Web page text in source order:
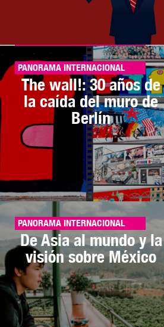
PANORAMA INTERNACIONAL
Putin, el señor de las
guerras
PANORAMA INTERNACIONAL
Colombia, más allá de
la PAZ
PANORAMA INTERNACIONAL
The wall!: 30 años de
la caída del muro de
Berlín
PANORAMA INTERNACIONAL
De Asia al mundo y la
visión sobre México